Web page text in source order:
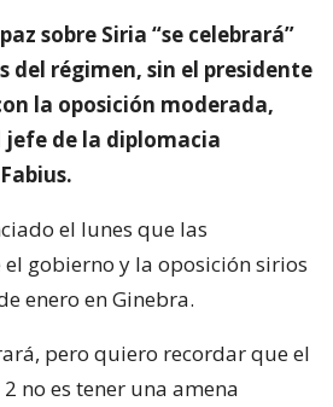
sobre Siria “se celebrará”
del régimen, sin el presidente
la oposición moderada,
de la diplomacia
el lunes que las
el gobierno y la oposición sirios
enero en Ginebra.
pero quiero recordar que el
no es tener una amena